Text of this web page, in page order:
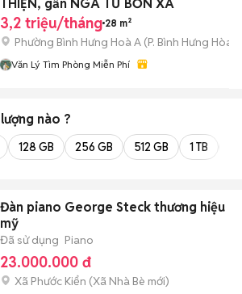
THIỆN, gần NGÃ TƯ BỐN XÃ
3,2 triệu/tháng 28 m²
Phường Bình Hưng Hoà A (P. Bình Hưng Hòa
Văn Lý Tìm Phòng Miễn Phí
nào ?
128 GB 256 GB 512 GB 1 TB
Đàn piano George Steck thương hiệu
mỹ
Đã sử dụng Piano
23.000.000 đ
Xã Phước Kiển (Xã Nhà Bè mới)